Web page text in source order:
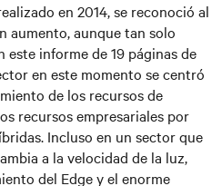
en 2014, se reconoció al
aumento, aunque tan solo
informe de 19 páginas de
en este momento se centró
de los recursos de
recursos empresariales por
Incluso en un sector que
a la velocidad de la luz,
del Edge y el enorme